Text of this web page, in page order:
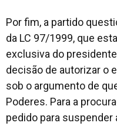
Por fim, a partido
da LC 97/1999, que
exclusiva do
decisão de autorizar o
sob o argumento de
Poderes. Para a
pedido para